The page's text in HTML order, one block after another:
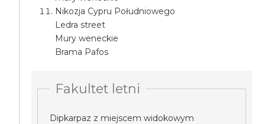
Nikozja Cypru Południowego
Ledra street
Mury weneckie
Brama Pafos
Fakultet letni
Dipkarpaz z miejscem widokowym